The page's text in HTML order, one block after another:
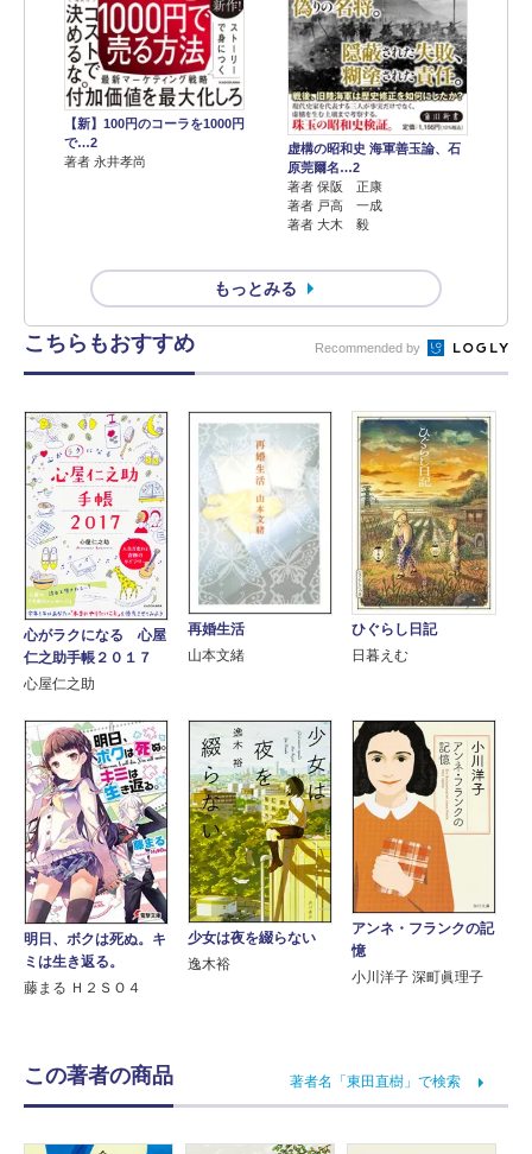
【新】100円のコーラを1000円
で…2
著者 永井孝尚
虚構の昭和史 海軍善玉論、石
原莞爾名…2
著者 保阪 正康
著者 戸高 一成
著者 大木 毅
もっとみる
こちらもおすすめ Recommended by
心がラクになる 心屋
仁之助手帳２０１７
心屋仁之助
再婚生活
山本文緒
ひぐらし日記
日暮えむ
明日、ボクは死ぬ。キ
ミは生き返る。
藤まる Ｈ２ＳＯ４
少女は夜を綴らない
逸木裕
アンネ・フランクの記
憶
小川洋子 深町眞理子
この著者の商品 著者名「東田直樹」で検索